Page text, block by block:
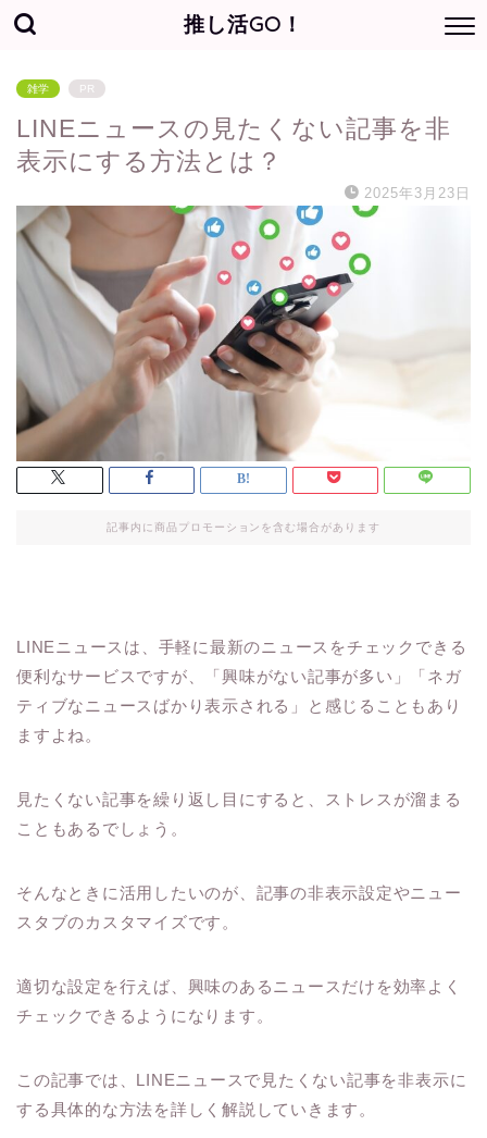
推し活GO！
雑学 PR
LINEニュースの見たくない記事を非
表示にする方法とは？
2025年3月23日
記事内に商品プロモーションを含む場合があります
LINEニュースは、手軽に最新のニュースをチェックできる
便利なサービスですが、「興味がない記事が多い」「ネガ
ティブなニュースばかり表示される」と感じることもあり
ますよね。
見たくない記事を繰り返し目にすると、ストレスが溜まる
こともあるでしょう。
そんなときに活用したいのが、記事の非表示設定やニュー
スタブのカスタマイズです。
適切な設定を行えば、興味のあるニュースだけを効率よく
チェックできるようになります。
この記事では、LINEニュースで見たくない記事を非表示に
する具体的な方法を詳しく解説していきます。